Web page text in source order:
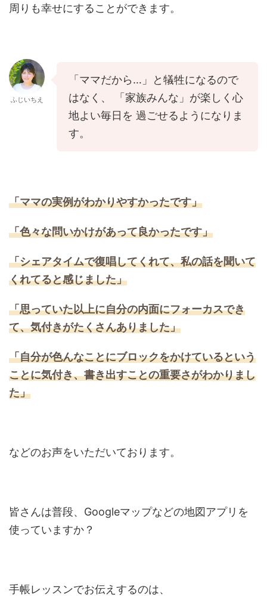
周りも幸せにすることができます。
ふじいちえ
「ママだから…」と犠牲になるので
はなく、 「家族みんな」が楽しく心
地よい毎日を 過ごせるようになりま
す。
「ママの実例がわかりやすかったです」
「色々な問いかけがあって良かったです」
「シェアタイムで復唱してくれて、私の話を聞いて
くれてると感じました」
「思っていた以上に自分の内面にフォーカスでき
て、気付きがたくさんありました」
「自分が色んなことにブロックをかけているという
ことに気付き、書き出すことの重要さがわかりまし
た」
などのお声をいただいております。
皆さんは普段、Googleマップなどの地図アプリを
使っていますか？
手帳レッスンでお伝えするのは、